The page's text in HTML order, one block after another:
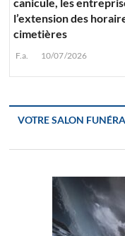
l’extension des
cimetières
F.a. 10/07/2026
VOTRE SALON